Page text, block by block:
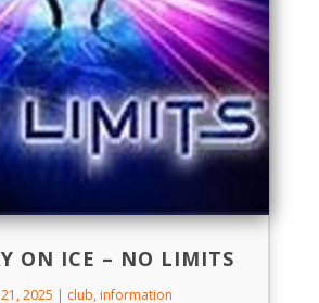
ON ICE – NO LIMITS
2025 | club,information